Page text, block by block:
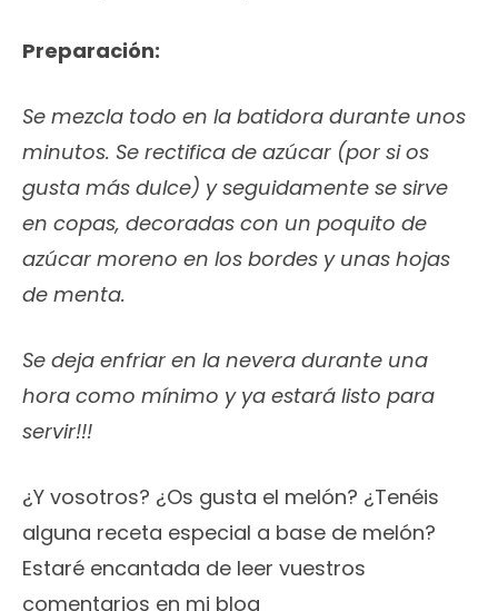
Preparación:
Se mezcla todo en la batidora durante unos
minutos. Se rectifica de azúcar (por si os
gusta más dulce) y seguidamente se sirve
en copas, decoradas con un poquito de
azúcar moreno en los bordes y unas hojas
de menta.
Se deja enfriar en la nevera durante una
hora como mínimo y ya estará listo para
servir!!!
¿Y vosotros? ¿Os gusta el melón? ¿Tenéis
alguna receta especial a base de melón?
Estaré encantada de leer vuestros
comentarios en mi blog